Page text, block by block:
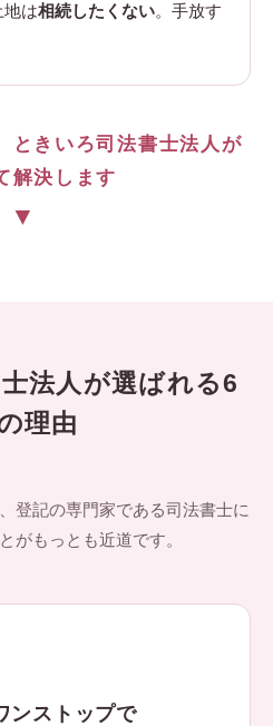
地は相続したくない。手放す
ときいろ司法書士法人が
解決します
▼
法人が選ばれる6
理由
登記の専門家である司法書士に
がもっとも近道です。
ンストップで